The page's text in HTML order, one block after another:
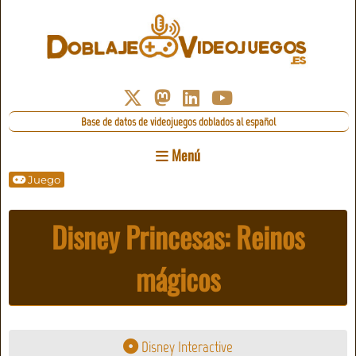
Base de datos de videojuegos doblados al español
Menú
Juego
Disney Princesas: Reinos
mágicos
Disney Interactive